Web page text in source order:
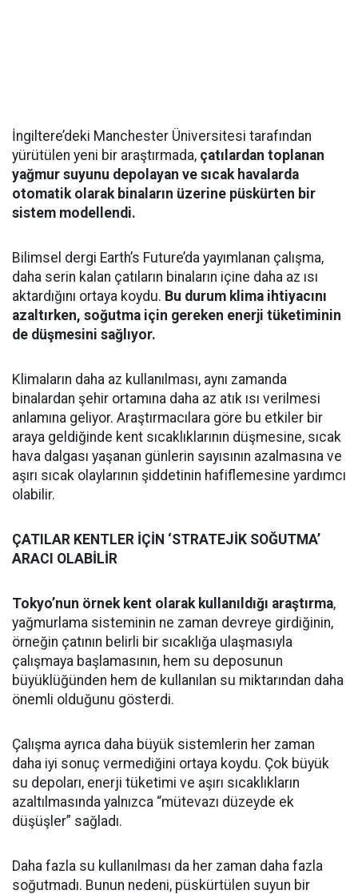
İngiltere’deki Manchester Üniversitesi tarafından
yürütülen yeni bir araştırmada, çatılardan toplanan
yağmur suyunu depolayan ve sıcak havalarda
otomatik olarak binaların üzerine püskürten bir
sistem modellendi.
Bilimsel dergi Earth’s Future’da yayımlanan çalışma,
daha serin kalan çatıların binaların içine daha az ısı
aktardığını ortaya koydu. Bu durum klima ihtiyacını
azaltırken, soğutma için gereken enerji tüketiminin
de düşmesini sağlıyor.
Klimaların daha az kullanılması, aynı zamanda
binalardan şehir ortamına daha az atık ısı verilmesi
anlamına geliyor. Araştırmacılara göre bu etkiler bir
araya geldiğinde kent sıcaklıklarının düşmesine, sıcak
hava dalgası yaşanan günlerin sayısının azalmasına ve
aşırı sıcak olaylarının şiddetinin hafiflemesine yardımcı
olabilir.
ÇATILAR KENTLER İÇİN ‘STRATEJİK SOĞUTMA’
ARACI OLABİLİR
Tokyo’nun örnek kent olarak kullanıldığı araştırma,
yağmurlama sisteminin ne zaman devreye girdiğinin,
örneğin çatının belirli bir sıcaklığa ulaşmasıyla
çalışmaya başlamasının, hem su deposunun
büyüklüğünden hem de kullanılan su miktarından daha
önemli olduğunu gösterdi.
Çalışma ayrıca daha büyük sistemlerin her zaman
daha iyi sonuç vermediğini ortaya koydu. Çok büyük
su depoları, enerji tüketimi ve aşırı sıcaklıkların
azaltılmasında yalnızca “mütevazı düzeyde ek
düşüşler” sağladı.
Daha fazla su kullanılması da her zaman daha fazla
soğutmadı. Bunun nedeni, püskürtülen suyun bir